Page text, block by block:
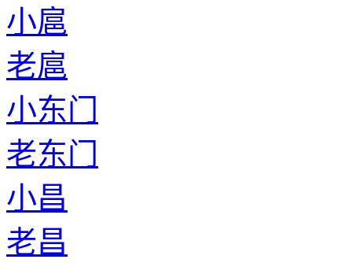
小扈
老扈
小东门
老东门
小昌
老昌